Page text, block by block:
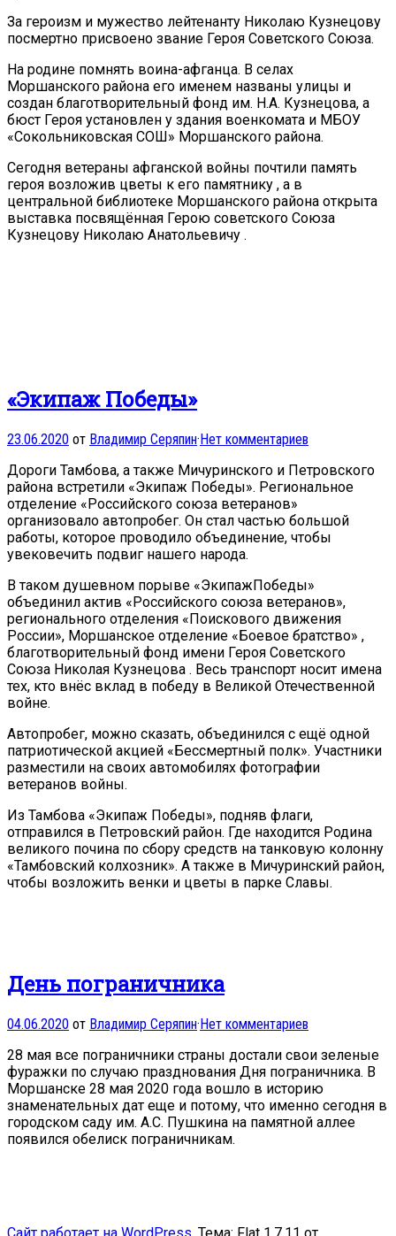
За героизм и мужество лейтенанту Николаю Кузнецову
посмертно присвоено звание Героя Советского Союза.
На родине помнять воина-афганца. В селах
Моршанского района его именем названы улицы и
создан благотворительный фонд им. Н.А. Кузнецова, а
бюст Героя установлен у здания военкомата и МБОУ
«Сокольниковская СОШ» Моршанского района.
Сегодня ветераны афганской войны почтили память
героя возложив цветы к его памятнику , а в
центральной библиотеке Моршанского района открыта
выставка посвящённая Герою советского Союза
Кузнецову Николаю Анатольевичу .
«Экипаж Победы»
23.06.2020 от Владимир Серяпин·Нет комментариев
Дороги Тамбова, а также Мичуринского и Петровского
района встретили «Экипаж Победы». Региональное
отделение «Российского союза ветеранов»
организовало автопробег. Он стал частью большой
работы, которое проводило объединение, чтобы
увековечить подвиг нашего народа.
В таком душевном порыве «ЭкипажПобеды»
объединил актив «Российского союза ветеранов»,
регионального отделения «Поискового движения
России», Моршанское отделение «Боевое братство» ,
благотворительный фонд имени Героя Советского
Союза Николая Кузнецова . Весь транспорт носит имена
тех, кто внёс вклад в победу в Великой Отечественной
войне.
Автопробег, можно сказать, объединился с ещё одной
патриотической акцией «Бессмертный полк». Участники
разместили на своих автомобилях фотографии
ветеранов войны.
Из Тамбова «Экипаж Победы», подняв флаги,
отправился в Петровский район. Где находится Родина
великого почина по сбору средств на танковую колонну
«Тамбовский колхозник». А также в Мичуринский район,
чтобы возложить венки и цветы в парке Славы.
День пограничника
04.06.2020 от Владимир Серяпин· Нет комментариев
28 мая все пограничники страны достали свои зеленые
фуражки по случаю празднования Дня пограничника. В
Моршанске 28 мая 2020 года вошло в историю
знаменательных дат еще и потому, что именно сегодня в
городском саду им. А.С. Пушкина на памятной аллее
появился обелиск пограничникам.